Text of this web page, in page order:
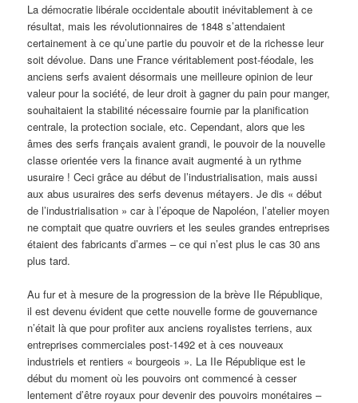
La démocratie libérale occidentale aboutit inévitablement à ce
résultat, mais les révolutionnaires de 1848 s’attendaient
certainement à ce qu’une partie du pouvoir et de la richesse leur
soit dévolue. Dans une France véritablement post-féodale, les
anciens serfs avaient désormais une meilleure opinion de leur
valeur pour la société, de leur droit à gagner du pain pour manger,
souhaitaient la stabilité nécessaire fournie par la planification
centrale, la protection sociale, etc. Cependant, alors que les
âmes des serfs français avaient grandi, le pouvoir de la nouvelle
classe orientée vers la finance avait augmenté à un rythme
usuraire ! Ceci grâce au début de l’industrialisation, mais aussi
aux abus usuraires des serfs devenus métayers. Je dis « début
de l’industrialisation » car à l’époque de Napoléon, l’atelier moyen
ne comptait que quatre ouvriers et les seules grandes entreprises
étaient des fabricants d’armes – ce qui n’est plus le cas 30 ans
plus tard.
Au fur et à mesure de la progression de la brève IIe République,
il est devenu évident que cette nouvelle forme de gouvernance
n’était là que pour profiter aux anciens royalistes terriens, aux
entreprises commerciales post-1492 et à ces nouveaux
industriels et rentiers « bourgeois ». La IIe République est le
début du moment où les pouvoirs ont commencé à cesser
lentement d’être royaux pour devenir des pouvoirs monétaires –